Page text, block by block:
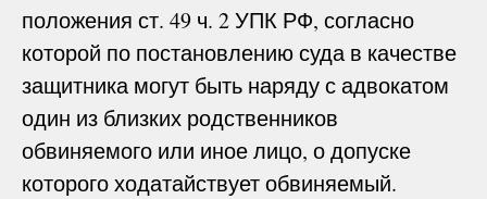
положения ст. 49 ч. 2 УПК РФ, согласно
которой по постановлению суда в качестве
защитника могут быть наряду с адвокатом
один из близких родственников
обвиняемого или иное лицо, о допуске
которого ходатайствует обвиняемый.